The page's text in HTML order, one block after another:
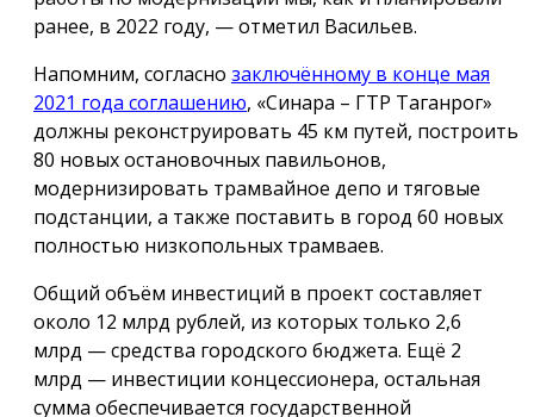
ранее, в 2022 году, — отметил Васильев.
Напомним, согласно заключённому в конце мая
2021 года соглашению, «Синара – ГТР Таганрог»
должны реконструировать 45 км путей, построить
80 новых остановочных павильонов,
модернизировать трамвайное депо и тяговые
подстанции, а также поставить в город 60 новых
полностью низкопольных трамваев.
Общий объём инвестиций в проект составляет
около 12 млрд рублей, из которых только 2,6
млрд — средства городского бюджета. Ещё 2
млрд — инвестиции концессионера, остальная
сумма обеспечивается государственной